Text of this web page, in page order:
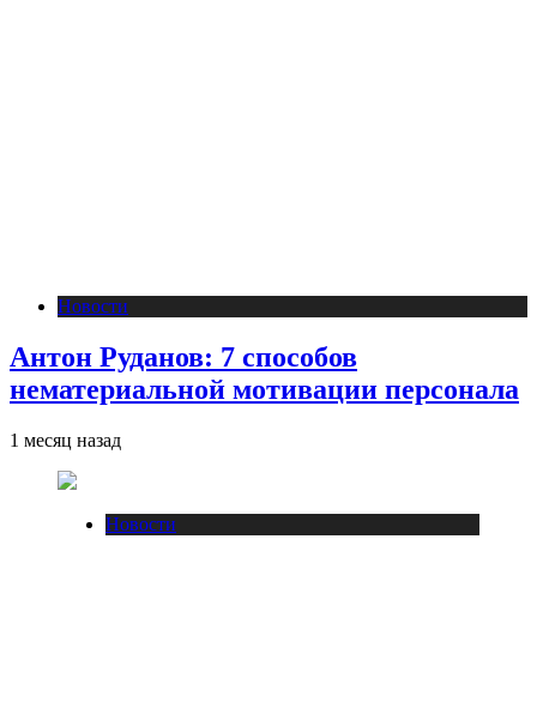
Новости
Антон Руданов: 7 способов
нематериальной мотивации персонала
1 месяц назад
Новости